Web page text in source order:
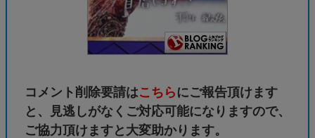
コメント削除要請はこちら にご報告頂けます
と、見逃しがなくご対応可能になりますので、
ご協力頂けますと大変助かります。